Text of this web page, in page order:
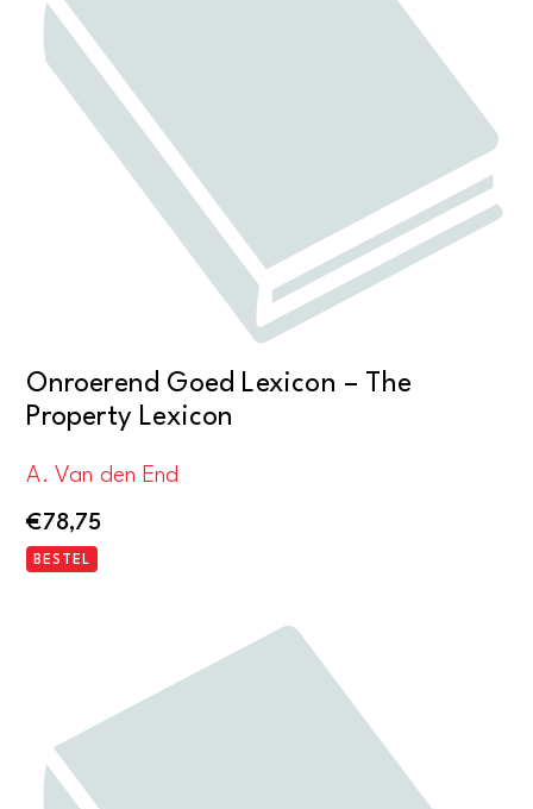
Onroerend Goed Lexicon – The
Property Lexicon
A. Van den End
€78,75
BESTEL